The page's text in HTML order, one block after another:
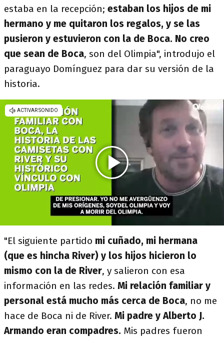
estaba en la recepción; estaban los hijos de mi
hermano y me quitaron los regalos, y se las
pusieron y estuvieron con la de Boca. No creo
que sean de Boca, son del Olimpia", introdujo el
paraguayo Domínguez para dar su versión de la
historia.
"El siguiente partido mi cuñado, mi hermana
(que es hincha River) y los hijos hicieron lo
mismo con la de River, y salieron con esa
información en las redes. Mi relación familiar y
personal está mucho más cerca de Boca, no me
hace de Boca ni de River. Mi padre y Alberto J.
Armando eran compadres. Mis padres fueron